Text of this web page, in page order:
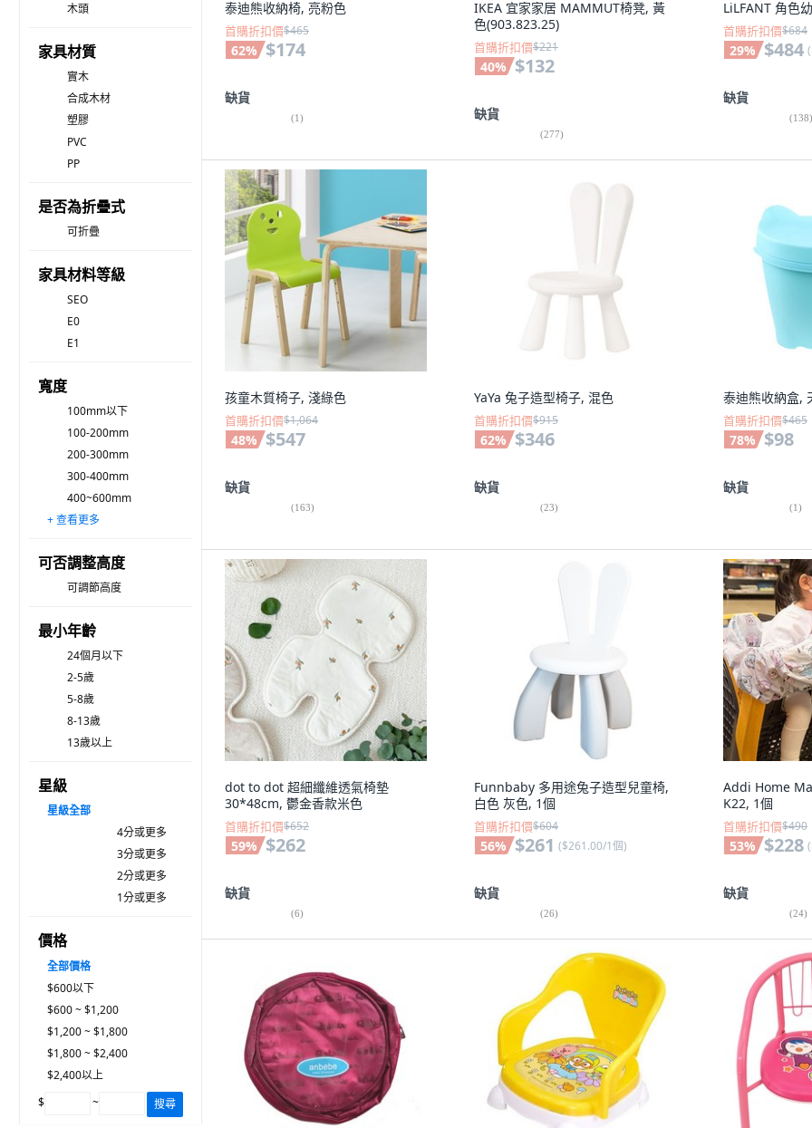
木頭
家具材質
實木
合成木材
塑膠
PVC
PP
是否為折疊式
可折疊
家具材料等級
SEO
E0
E1
寬度
100mm以下
100-200mm
200-300mm
300-400mm
400~600mm
600~800mm
800~1,000mm
1,000~1200mm
1,200~1,500mm
1,500mm~1,800mm
1800~2,000mm
2,000mm 以上
+ 查看更多
可否調整高度
可調節高度
最小年齡
24個月以下
2-5歲
5-8歲
8-13歲
13歲以上
星級
星級全部
4分或更多
3分或更多
2分或更多
1分或更多
價格
全部價格
$600以下
$600 ~ $1,200
$1,200 ~ $1,800
$1,800 ~ $2,400
$2,400以上
$
~ 搜尋
泰迪熊收納椅, 亮粉色
首購折扣價$465
62% $174
缺貨
(1)
IKEA 宜家家居 MAMMUT椅凳, 黃
色(903.823.25)
首購折扣價$221
40% $132
缺貨
(277)
LiLFANT 角色
首購折扣價$684
29% $484 (
缺貨
(138)
孩童木質椅子, 淺綠色
首購折扣價$1,064
48% $547
缺貨
(163)
YaYa 兔子造型椅子, 混色
首購折扣價$915
62% $346
缺貨
(23)
泰迪熊收納盒,
首購折扣價$465
78% $98
缺貨
(1)
dot to dot 超細纖維透氣椅墊
30*48cm, 鬱金香款米色
首購折扣價$652
59% $262
缺貨
(6)
Funnbaby 多用途兔子造型兒童椅,
白色 灰色, 1個
首購折扣價$604
56% $261 ($261.00/1個)
缺貨
(26)
Addi Home
K22, 1個
首購折扣價$490
53% $228 (
缺貨
(24)